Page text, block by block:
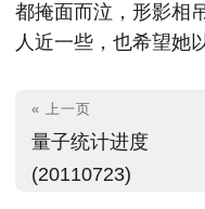
都掩面而泣，形影相
人近一些，也希望她
« 上一页
量子统计进度
(20110723)